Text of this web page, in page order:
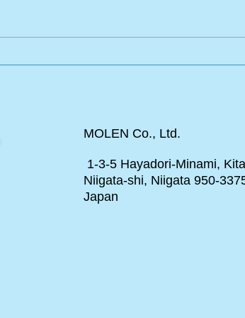
MOLEN Co., Ltd.
1-3-5 Hayadori-Minami,
Niigata-shi, Niigata 950-
Japan